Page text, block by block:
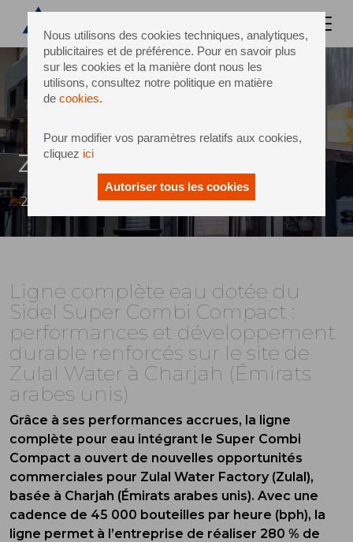
Nous utilisons des cookies techniques, analytiques,
publicitaires et de préférence. Pour en savoir plus
sur les cookies et la manière dont nous les
utilisons, consultez notre politique en matière
de cookies.
Pour modifier vos paramètres relatifs aux cookies,
cliquez ici
Autoriser tous les cookies
Zulal Water
2 novembre 2021
Ligne complète eau dotée du
Sidel Super Combi Compact :
performances et développement
durable renforcés sur le site de
Zulal Water à Charjah (Émirats
arabes unis)
Grâce à ses performances accrues, la ligne
complète pour eau intégrant le Super Combi
Compact a ouvert de nouvelles opportunités
commerciales pour Zulal Water Factory (Zulal),
basée à Charjah (Émirats arabes unis). Avec une
cadence de 45 000 bouteilles par heure (bph), la
ligne permet à l’entreprise de réaliser 280 % de